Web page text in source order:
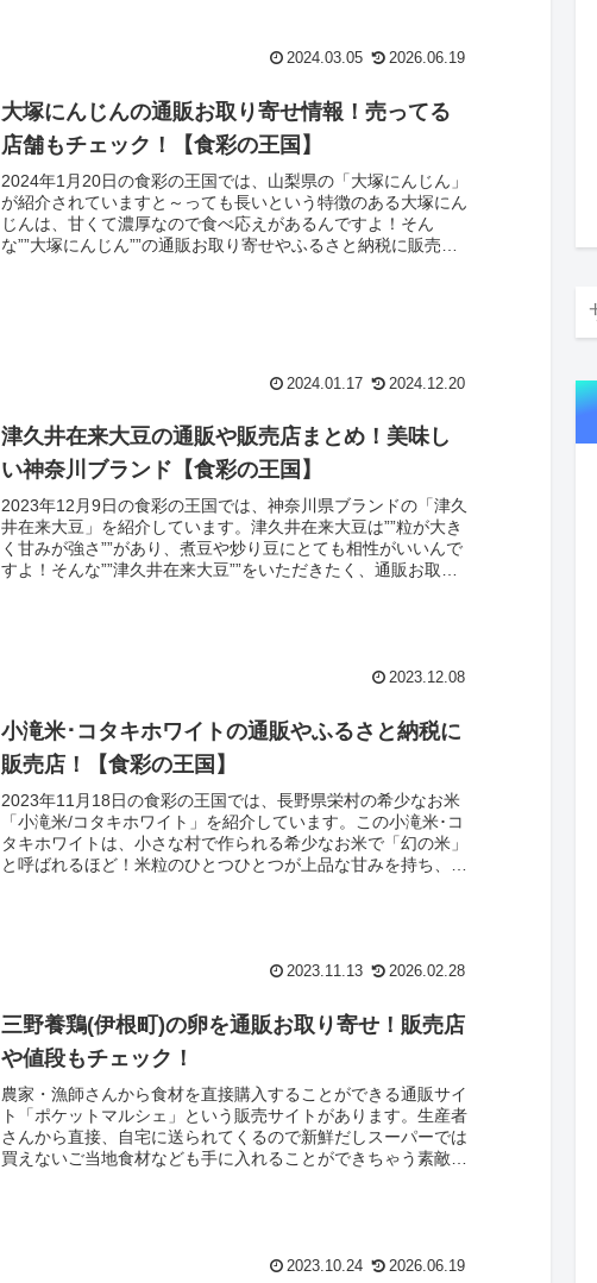
2024.03.05 2026.06.19
大塚にんじんの通販お取り寄せ情報！売ってる
店舗もチェック！【食彩の王国】
2024年1月20日の食彩の王国では、山梨県の「大塚にんじん」
が紹介されていますと～っても長いという特徴のある大塚にん
じんは、甘くて濃厚なので食べ応えがあるんですよ！そん
な””大塚にんじん””の通販お取り寄せやふるさと納税に販売店
2024.01.17 2024.12.20
津久井在来大豆の通販や販売店まとめ！美味し
い神奈川ブランド【食彩の王国】
2023年12月9日の食彩の王国では、神奈川県ブランドの「津久
井在来大豆」を紹介しています。津久井在来大豆は””粒が大き
く甘みが強さ””があり、煮豆や炒り豆にとても相性がいいんで
すよ！そんな””津久井在来大豆””をいただきたく、通販お取り
2023.12.08
小滝米･コタキホワイトの通販やふるさと納税に
販売店！【食彩の王国】
2023年11月18日の食彩の王国では、長野県栄村の希少なお米
「小滝米/コタキホワイト」を紹介しています。この小滝米･コ
タキホワイトは、小さな村で作られる希少なお米で「幻の米」
と呼ばれるほど！米粒のひとつひとつが上品な甘みを持ち、そ
2023.11.13 2026.02.28
三野養鶏(伊根町)の卵を通販お取り寄せ！販売店
や値段もチェック！
農家・漁師さんから食材を直接購入することができる通販サイ
ト「ポケットマルシェ」という販売サイトがあります。生産者
さんから直接、自宅に送られてくるので新鮮だしスーパーでは
買えないご当地食材なども手に入れることができちゃう素敵な
2023.10.24 2026.06.19